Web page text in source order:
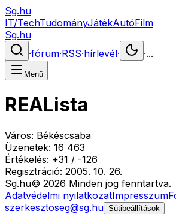
Sg.hu
IT/TechTudományJátékAutóFilm
Sg.hu
·fórum·RSS·hírlevél· ·...
Menü
REALista
Város: Békéscsaba
Üzenetek: 16 463
Értékelés: +31 / -126
Regisztráció: 2005. 10. 26.
Sg.hu© 2026 Minden jog fenntartva.
Adatvédelmi nyilatkozatImpresszum
szerkesztoseg@sg.hu Sütibeállítások